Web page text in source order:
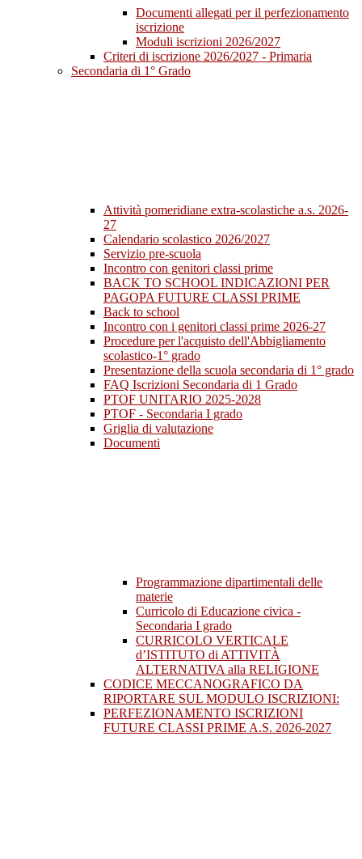
Documenti allegati per il perfezionamento
iscrizione
Moduli iscrizioni 2026/2027
Criteri di iscrizione 2026/2027 - Primaria
Secondaria di 1° Grado
Attività pomeridiane extra-scolastiche a.s. 2026-
27
Calendario scolastico 2026/2027
Servizio pre-scuola
Incontro con genitori classi prime
BACK TO SCHOOL INDICAZIONI PER
PAGOPA FUTURE CLASSI PRIME
Back to school
Incontro con i genitori classi prime 2026-27
Procedure per l'acquisto dell'Abbigliamento
scolastico-1° grado
Presentazione della scuola secondaria di 1° grado
FAQ Iscrizioni Secondaria di 1 Grado
PTOF UNITARIO 2025-2028
PTOF - Secondaria I grado
Griglia di valutazione
Documenti
Programmazione dipartimentali delle
materie
Curricolo di Educazione civica -
Secondaria I grado
CURRICOLO VERTICALE
d’ISTITUTO di ATTIVITÀ
ALTERNATIVA alla RELIGIONE
CODICE MECCANOGRAFICO DA
RIPORTARE SUL MODULO ISCRIZIONI:
PERFEZIONAMENTO ISCRIZIONI
FUTURE CLASSI PRIME A.S. 2026-2027